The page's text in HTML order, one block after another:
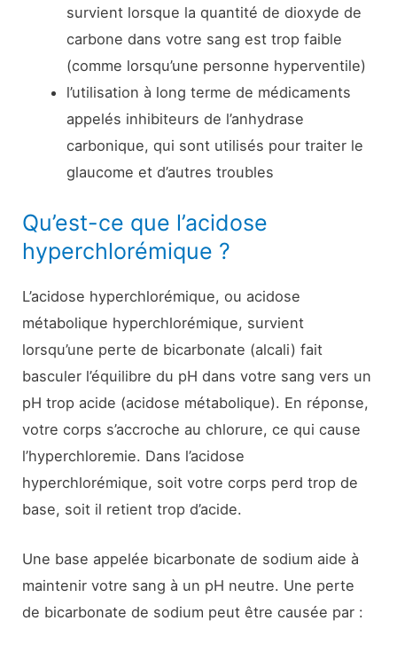
survient lorsque la quantité de dioxyde de
carbone dans votre sang est trop faible
(comme lorsqu’une personne hyperventile)
l’utilisation à long terme de médicaments
appelés inhibiteurs de l’anhydrase
carbonique, qui sont utilisés pour traiter le
glaucome et d’autres troubles
Qu’est-ce que l’acidose
hyperchlorémique ?
L’acidose hyperchlorémique, ou acidose
métabolique hyperchlorémique, survient
lorsqu’une perte de bicarbonate (alcali) fait
basculer l’équilibre du pH dans votre sang vers un
pH trop acide (acidose métabolique). En réponse,
votre corps s’accroche au chlorure, ce qui cause
l’hyperchloremie. Dans l’acidose
hyperchlorémique, soit votre corps perd trop de
base, soit il retient trop d’acide.
Une base appelée bicarbonate de sodium aide à
maintenir votre sang à un pH neutre. Une perte
de bicarbonate de sodium peut être causée par :